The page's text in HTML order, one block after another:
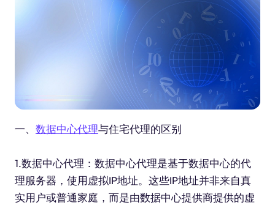
一、 数据中心代理与住宅代理的区别
1.数据中心代理：数据中心代理是基于数据中心的代
理服务器，使用虚拟IP地址。这些IP地址并非来自真
实用户或普通家庭，而是由数据中心提供商提供的虚